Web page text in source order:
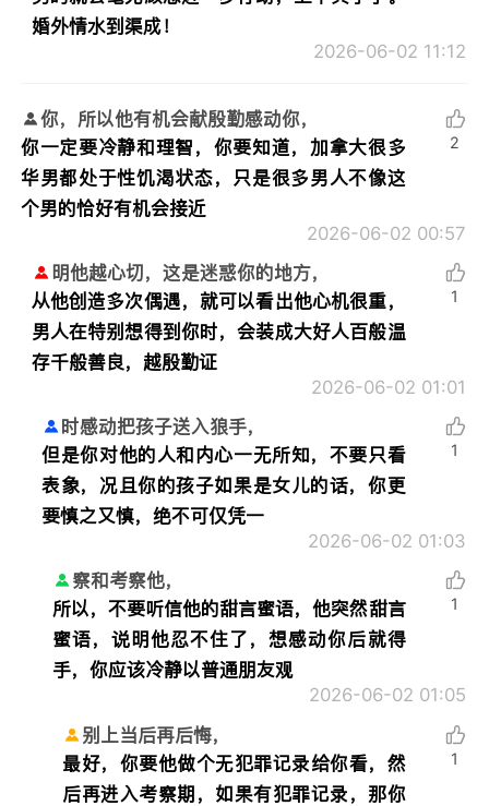
婚外情水到渠成！
2026-06-02 11:12
你，所以他有机会献殷勤感动你，
你一定要冷静和理智，你要知道，加拿大很多
华男都处于性饥渴状态，只是很多男人不像这
个男的恰好有机会接近
2026-06-02 00:57
2
明他越心切，这是迷惑你的地方，
从他创造多次偶遇，就可以看出他心机很重，
男人在特别想得到你时，会装成大好人百般温
存千般善良，越殷勤证
2026-06-02 01:01
1
时感动把孩子送入狼手，
但是你对他的人和内心一无所知，不要只看
表象，况且你的孩子如果是女儿的话，你更
要慎之又慎，绝不可仅凭一
2026-06-02 01:03
1
察和考察他，
所以，不要听信他的甜言蜜语，他突然甜言
蜜语，说明他忍不住了，想感动你后就得
手，你应该冷静以普通朋友观
2026-06-02 01:05
1
别上当后再后悔，
最好，你要他做个无犯罪记录给你看，然
后再进入考察期，如果有犯罪记录，那你
1